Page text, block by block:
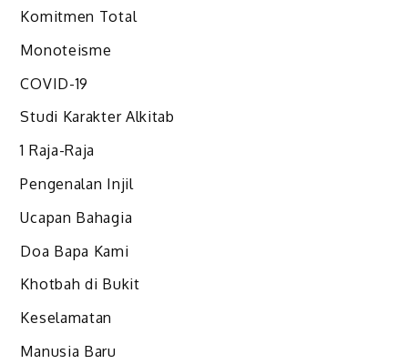
Komitmen Total
Monoteisme
COVID-19
Studi Karakter Alkitab
1 Raja-Raja
Pengenalan Injil
Ucapan Bahagia
Doa Bapa Kami
Khotbah di Bukit
Keselamatan
Manusia Baru